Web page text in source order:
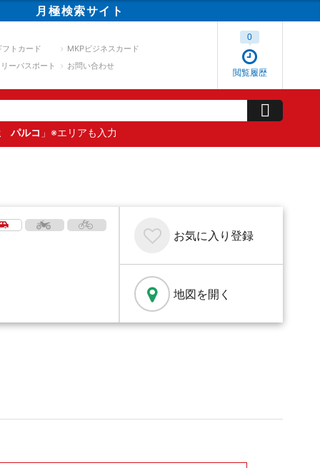
月極検索サイト
フトカード
MKPビジネスカード
ーパスポート
お問い合わせ
閲覧履歴
0
パルコ 」※エリアも入力
お気に入り 登録
地図を開く